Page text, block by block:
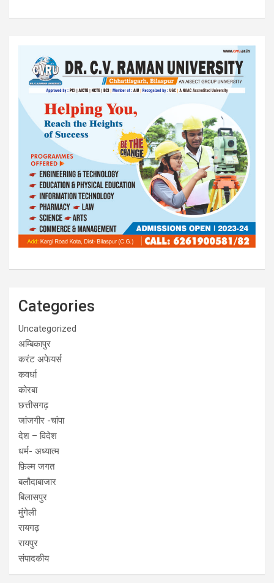
Categories
Uncategorized
अम्बिकापुर
करंट अफेयर्स
कवर्धा
कोरबा
छत्तीसगढ़
जांजगीर -चांपा
देश – विदेश
धर्म- अध्यात्म
फ़िल्म जगत
बलौदाबाजार
बिलासपुर
मुंगेली
रायगढ़
रायपुर
संपादकीय